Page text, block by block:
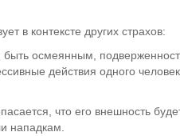
в контексте других страхов:
быть осмеянным,
действия одного
что его внешность
нападкам.